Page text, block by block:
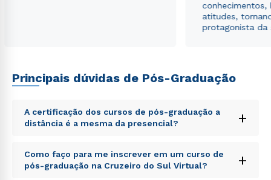
conhecimentos,
atitudes,
protagonista da
Principais dúvidas de Pós-Graduação
A certificação dos cursos de pós-graduação a
distância é a mesma da presencial?
+
Sed ut perspiciatis unde omnis iste natus error sit
voluptatem accusantium doloremque laudantium,
totam rem aperiam, eaque ipsa quae ab illo inventore
Como faço para me inscrever em um curso de
pós-graduação na Cruzeiro do Sul Virtual?
+